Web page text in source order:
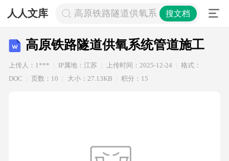
人人文库 高原铁路隧道供氧系统管道施工
搜文档
高原铁路隧道供氧系统管道施工
上传人：1*** IP属地：江苏 上传时间：2025-12-24
格式：
DOC
页数：10 大小：27.13KB 积分：15